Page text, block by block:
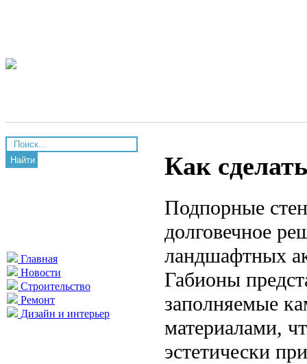
Найти
Главная
Новости
Строительство
Ремонт
Дизайн и интерьер
Как
Подпорные
долговечное
ландшафтных
Габионы
заполняемые
материалами,
эстетически